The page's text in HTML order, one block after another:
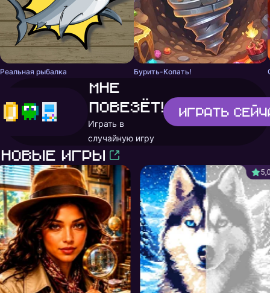
Реальная рыбалка Бурить-Копать!
Мне
повезёт!
Играть в
случайную игру
Играть
Новые игры